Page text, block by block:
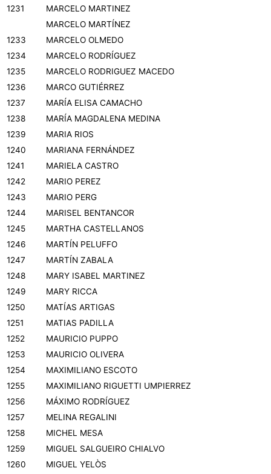
1231
MARCELO MARTINEZ
MARCELO MARTÍNEZ
1233
MARCELO OLMEDO
1234
MARCELO RODRÍGUEZ
1235
MARCELO RODRIGUEZ MACEDO
1236
MARCO GUTIÉRREZ
1237
MARÍA ELISA CAMACHO
1238
MARÍA MAGDALENA MEDINA
1239
MARIA RIOS
1240
MARIANA FERNÁNDEZ
1241
MARIELA CASTRO
1242
MARIO PEREZ
1243
MARIO PERG
1244
MARISEL BENTANCOR
1245
MARTHA CASTELLANOS
1246
MARTÍN PELUFFO
1247
MARTÍN ZABALA
1248
MARY ISABEL MARTINEZ
1249
MARY RICCA
1250
MATÍAS ARTIGAS
1251
MATIAS PADILLA
1252
MAURICIO PUPPO
1253
MAURICIO OLIVERA
1254
MAXIMILIANO ESCOTO
1255
MAXIMILIANO RIGUETTI UMPIERREZ
1256
MÁXIMO RODRÍGUEZ
1257
MELINA REGALINI
1258
MICHEL MESA
1259
MIGUEL SALGUEIRO CHIALVO
1260
MIGUEL YELÒS